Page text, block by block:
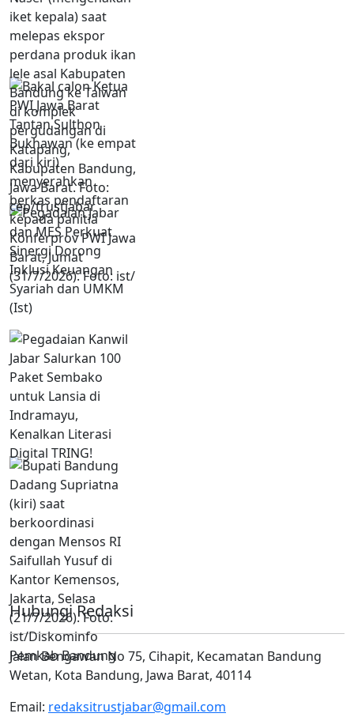
Hubungi Redaksi
Jalan Bengawan No 75, Cihapit, Kecamatan Bandung
Wetan, Kota Bandung, Jawa Barat, 40114
Email: redaksitrustjabar@gmail.com